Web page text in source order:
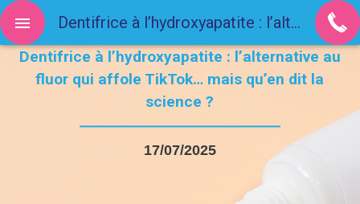
Dentifrice à l’hydroxyapatite : l’alternative au
fluor qui affole TikTok… mais qu’en dit la
science ?
17/07/2025
Dentifrice à l’hydroxyapatite : l’alternative au fluor qui affole TikTok… mais qu’en dit la science ?